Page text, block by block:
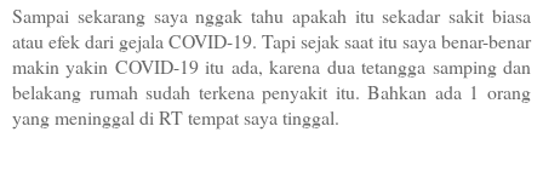
Sampai sekarang saya nggak tahu apakah itu sekadar sakit biasa
atau efek dari gejala COVID-19. Tapi sejak saat itu saya benar-benar
makin yakin COVID-19 itu ada, karena dua tetangga samping dan
belakang rumah sudah terkena penyakit itu. Bahkan ada 1 orang
yang meninggal di RT tempat saya tinggal.